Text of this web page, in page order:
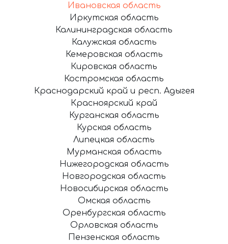
Ивановская область
Иркутская область
Калининградская область
Калужская область
Кемеровская область
Кировская область
Костромская область
Краснодарский край и респ. Адыгея
Красноярский край
Курганская область
Курская область
Липецкая область
Мурманская область
Нижегородская область
Новгородская область
Новосибирская область
Омская область
Оренбургская область
Орловская область
Пензенская область